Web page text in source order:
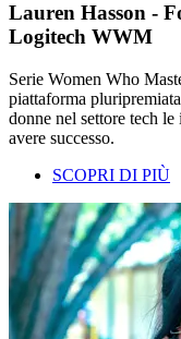
Lauren Hasson -
Logitech WWM
Serie Women Who
piattaforma
donne nel settore tech
avere successo.
SCOPRI DI PIÙ